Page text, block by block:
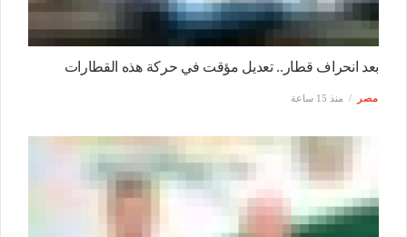
بعد انحراف قطار.. تعديل مؤقت في حركة هذه القطارات
مصر منذ 15 ساعة